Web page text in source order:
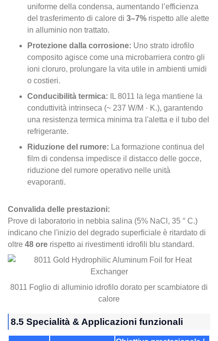
uniforme della condensa, aumentando l’efficienza
del trasferimento di calore di 3–7% rispetto alle alette
in alluminio non trattato.
Protezione dalla corrosione: Uno strato idrofilo
composito agisce come una microbarriera contro gli
ioni cloruro, prolungare la vita utile in ambienti umidi
o costieri.
Conducibilità termica: IL 8011 la lega mantiene la
conduttività intrinseca (~ 237 W/M · K.), garantendo
una resistenza termica minima tra l'aletta e il tubo del
refrigerante.
Riduzione del rumore: La formazione continua del
film di condensa impedisce il distacco delle gocce,
riduzione del rumore operativo nelle unità
evaporanti.
Convalida delle prestazioni:
Prove di laboratorio in nebbia salina (5% NaCl, 35 ° C.)
indicano che l'inizio del degrado superficiale è ritardato di
oltre 48 ore rispetto ai rivestimenti idrofili blu standard.
8011 Foglio di alluminio idrofilo dorato per scambiatore di
calore
8.5 Specialità & Applicazioni funzionali